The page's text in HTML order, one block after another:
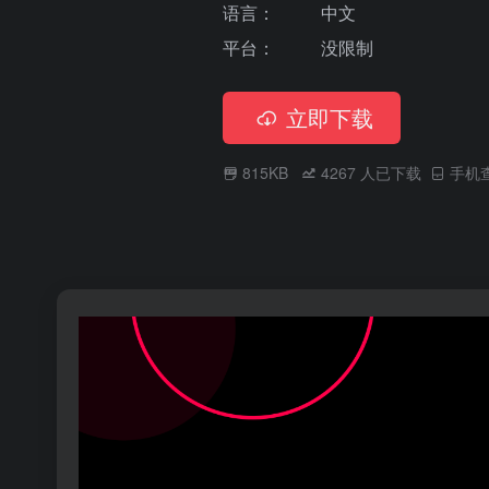
语言：
中文
平台：
没限制
立即下载
815KB 4267 人已下载 手机